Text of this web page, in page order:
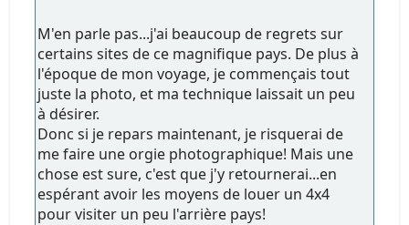
M'en parle pas...j'ai beaucoup de regrets sur
certains sites de ce magnifique pays. De plus à
l'époque de mon voyage, je commençais tout
juste la photo, et ma technique laissait un peu
à désirer.
Donc si je repars maintenant, je risquerai de
me faire une orgie photographique! Mais une
chose est sure, c'est que j'y retournerai...en
espérant avoir les moyens de louer un 4x4
pour visiter un peu l'arrière pays!